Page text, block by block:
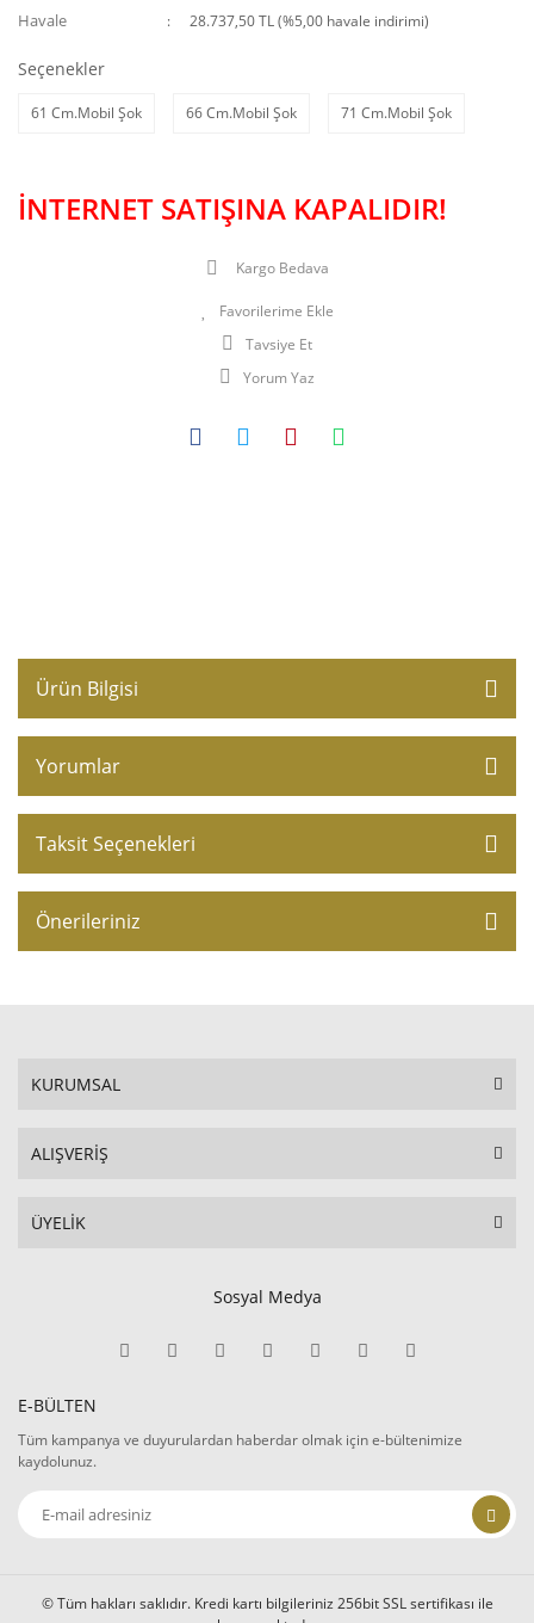
Havale 28.737,50 TL (%5,00 havale indirimi)
Seçenekler
61 Cm.Mobil Şok 66 Cm.Mobil Şok 71 Cm.Mobil Şok
İNTERNET SATIŞINA KAPALIDIR!
Kargo Bedava
Tavsiye Et
Yorum Yaz
Ürün Bilgisi
Yorumlar
Taksit Seçenekleri
Önerileriniz
KURUMSAL
ALIŞVERİŞ
ÜYELİK
Sosyal Medya
E-BÜLTEN
Tüm kampanya ve duyurulardan haberdar olmak için e-bültenimize
kaydolunuz.
© Tüm hakları saklıdır. Kredi kartı bilgileriniz 256bit SSL sertifikası ile